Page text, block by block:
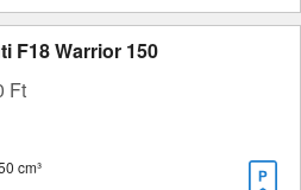
F18 Warrior 150
Ft
cm³